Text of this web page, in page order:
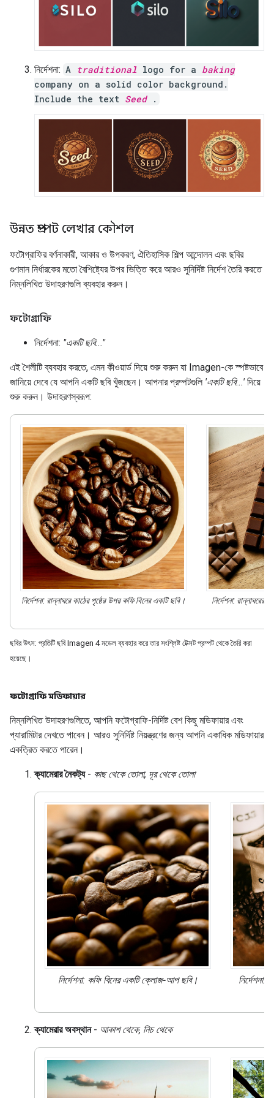
নির্দেশনা: A traditional logo for a baking
company on a solid color background.
Include the text Seed.
উন্নত প্রম্পট লেখার কৌশল
ফটোগ্রাফির বর্ণনাকারী, আকার ও উপকরণ, ঐতিহাসিক শিল্প আন্দোলন এবং ছবির
গুণমান নির্ধারকের মতো বৈশিষ্ট্যের উপর ভিত্তি করে আরও সুনির্দিষ্ট নির্দেশ তৈরি করতে
নিম্নলিখিত উদাহরণগুলি ব্যবহার করুন।
ফটোগ্রাফি
নির্দেশনা: "একটি ছবি..."
এই শৈলীটি ব্যবহার করতে, এমন কীওয়ার্ড দিয়ে শুরু করুন যা Imagen-কে স্পষ্টভাবে
জানিয়ে দেবে যে আপনি একটি ছবি খুঁজছেন। আপনার প্রম্পটগুলি 'একটি ছবি...' দিয়ে
শুরু করুন। উদাহরণস্বরূপ:
নির্দেশনা: রান্নাঘরে কাঠের পৃষ্ঠের উপর কফি বিনেরএকটি ছবি। নির্দেশনা: রান্নাঘরের
ছবির উৎস: প্রতিটি ছবি Imagen 4 মডেল ব্যবহার করে তার সংশ্লিষ্ট টেক্সট প্রম্পট থেকে তৈরি করা
হয়েছে।
ফটোগ্রাফি মডিফায়ার
নিম্নলিখিত উদাহরণগুলিতে, আপনি ফটোগ্রাফি-নির্দিষ্ট বেশ কিছু মডিফায়ার এবং
প্যারামিটার দেখতে পাবেন। আরও সুনির্দিষ্ট নিয়ন্ত্রণের জন্য আপনি একাধিক মডিফায়ার
একত্রিত করতে পারেন।
ক্যামেরার নৈকট্য- কাছ থেকে তোলা, দূর থেকে তোলা
নির্দেশনা: কফি বিনের একটিক্লোজ-আপছবি।
নির্দেশনা:
ক্যামেরার অবস্থান- আকাশ থেকে, নিচ থেকে